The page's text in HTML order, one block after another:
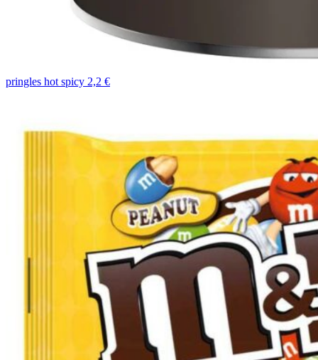
pringles hot spicy 2,2 €